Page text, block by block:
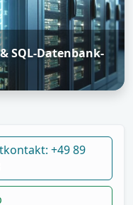
SQL-Datenbank-
+49 89